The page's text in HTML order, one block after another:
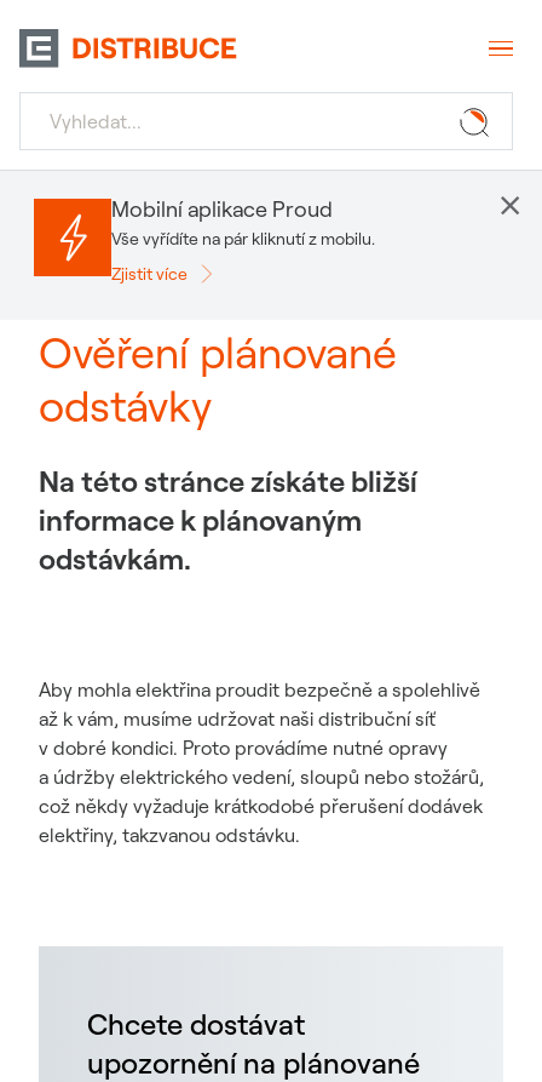
Ověření plánované
odstávky
Na této stránce získáte bližší
informace k plánovaným
odstávkám.
Aby mohla elektřina proudit bezpečně a spolehlivě
až k vám, musíme udržovat naši distribuční síť
v dobré kondici. Proto provádíme nutné opravy
a údržby elektrického vedení, sloupů nebo stožárů,
což někdy vyžaduje krátkodobé přerušení dodávek
elektřiny, takzvanou odstávku.
Mobilní aplikace Proud
Vše vyřídíte na pár kliknutí z mobilu.
Zjistit více
×
Chcete dostávat
upozornění na plánované